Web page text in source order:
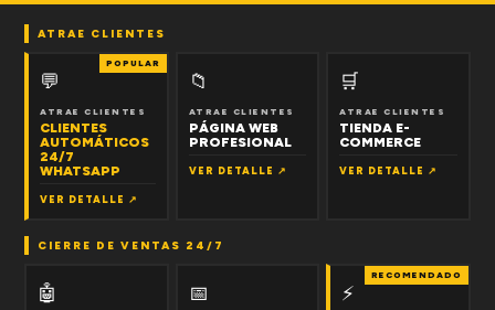
ATRAE CLIENTES
POPULAR
💬
ATRAE CLIENTES
CLIENTES
AUTOMÁTICOS
24/7
WHATSAPP
VER DETALLE ↗
📁
ATRAE CLIENTES
PÁGINA WEB
PROFESIONAL
VER DETALLE ↗
🛒
ATRAE CLIENTES
TIENDA E-
COMMERCE
VER DETALLE ↗
CIERRE DE VENTAS 24/7
🤖 📅
RECOMENDADO
⚡